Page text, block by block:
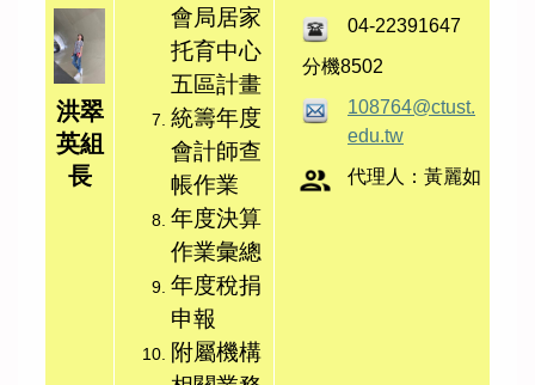
洪翠
英組
長
會局居家
托育中心
五區計畫
統籌年度
會計師查
帳作業
年度決算
作業彙總
年度稅捐
申報
附屬機構
04-22391647
分機8502
108764@ctust.
edu.tw
代理人：黃麗如